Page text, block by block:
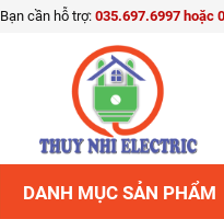
Bạn cần hỗ trợ: 035.697.6997 hoặc
DANH MỤC SẢN PHẨM
Ổ cắm cạo râu nằm
Giá bán: 1.025.000₫